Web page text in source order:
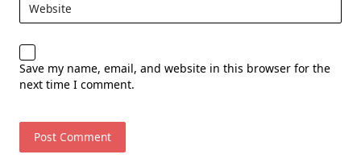
Website
Save my name, email, and website in this browser for the
next time I comment.